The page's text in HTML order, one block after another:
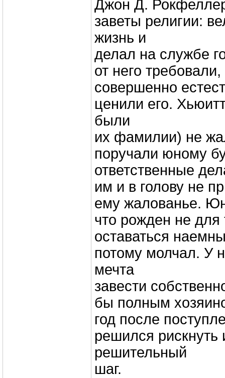
Джон Д.
заветы религии:
жизнь и
делал на службе
от него
совершенно
ценили его.
были
их фамилии) не
поручали юному
ответственные
им и в голову не
ему жалованье.
что рожден не для
оставаться
потому молчал. У
мечта
завести
бы полным
год после
решился рискнуть
решительный
шаг.